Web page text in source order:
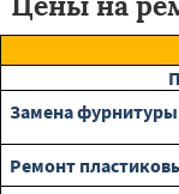
Замена фурнитуры
Ремонт